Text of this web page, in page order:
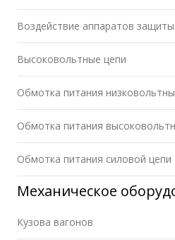
Воздействие аппаратов защиты
Высоковольтные цепи
Обмотка питания
Обмотка питания
Обмотка питания силовой цепи
Механическое
Кузова вагонов